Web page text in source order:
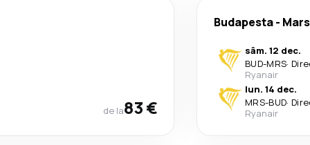
de la83 €
Budapesta-
sâm. 12 dec.
BUD-MRS·
Ryanair
lun. 14 dec.
MRS-BUD·
Ryanair